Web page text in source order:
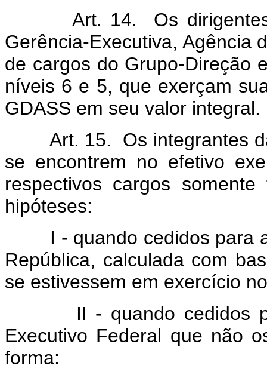
Art. 14. Os dirigentes
Gerência-Executiva, Agência
de cargos do Grupo-Direção
níveis 6 e 5, que exerçam
GDASS em seu valor integral.
Art. 15. Os integrantes da
se encontrem no efetivo
respectivos cargos
hipóteses:
I - quando cedidos para a
República, calculada com
se estivessem em exercício
II - quando cedidos
Executivo Federal que não
forma: